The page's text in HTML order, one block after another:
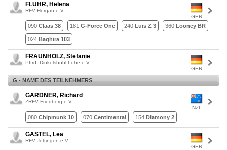
GER
FLUHR, Helena
RFV Horgau e.V.
090 Claas 38 181 G-Force One 240 Luis Z 3 360 Looney BR
024 Baghira 103
GER
FRAUNHOLZ, Stefanie
Pffrd. Dinkelsbühl-Lohe e.V.
G - NAME DES TEILNEHMERS
NZL
GARDNER, Richard
ZRFV Friedberg e.V.
080 Chipmunk 10 070 Centimental 154 Diamony 2
GER
GASTEL, Lea
RFV Jettingen e.V.